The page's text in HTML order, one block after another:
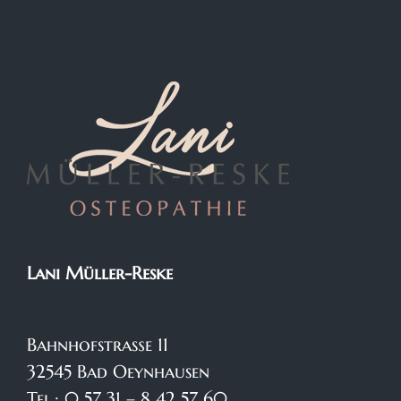
Lani Müller-Reske
Bahnhofstraße 11
32545 Bad Oeynhausen